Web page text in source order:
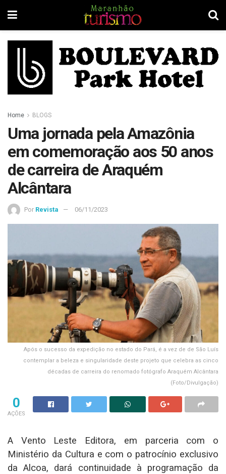
Home BLOGS
Uma jornada pela Amazônia
em comemoração aos 50 anos
de carreira de Araquém
Alcântara
Por Revista 06/11/2023
Após o sucesso da expedição no estado do Pará, é a vez de de São Luís
contemplar a beleza e singularidade deste projeto que celebra as cinco
décadas de carreira do renomado fotógrafo Araquém Alcântara
(Foto/Divulgação)
0
AÇÕES
A Vento Leste Editora, em parceria com o
Ministério da Cultura e com o patrocínio exclusivo
da Alcoa, dará continuidade à programação da